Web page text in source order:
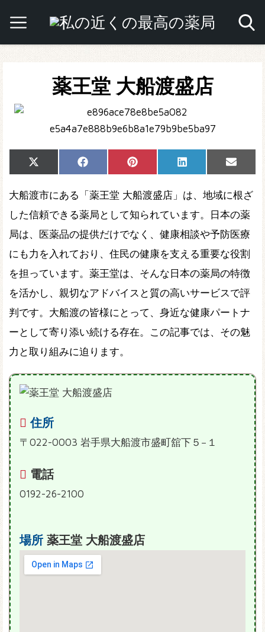
薬王堂 大船渡盛店
Share
on
X
(Twitter)
Share
on
Facebook Share
on
Pinterest Share
on
LinkedIn
Share
on
Email
大船渡市にある「薬王堂 大船渡盛店」は、地域に根ざ
した信頼できる薬局として知られています。日本の薬
局は、医薬品の提供だけでなく、健康相談や予防医療
にも力を入れており、住民の健康を支える重要な役割
を担っています。薬王堂は、そんな日本の薬局の特徴
を活かし、親切なアドバイスと質の高いサービスで評
判です。大船渡の皆様にとって、身近な健康パートナ
ーとして寄り添い続ける存在。この記事では、その魅
力と取り組みに迫ります。
住所
〒022-0003 岩手県大船渡市盛町舘下５−１
電話
0192-26-2100
場所 薬王堂 大船渡盛店